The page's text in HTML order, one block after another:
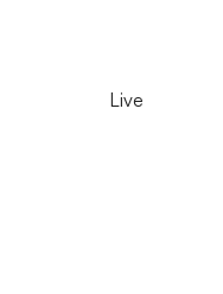
Live